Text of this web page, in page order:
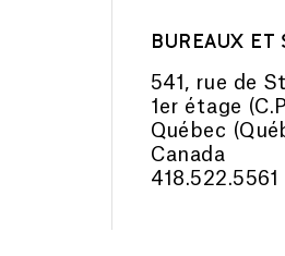
BUREAUX ET
541, rue de
1er étage
Québec
Canada
418.522.5561